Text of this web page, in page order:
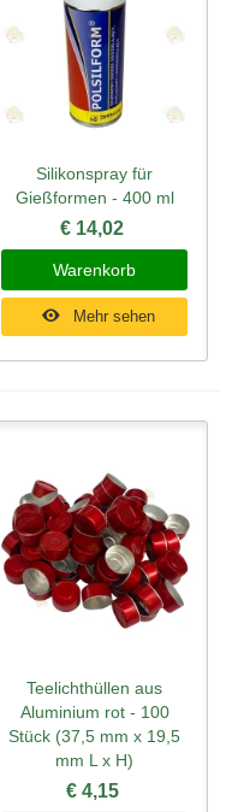
Silikonspray für
Gießformen - 400 ml
€ 14,02
Warenkorb
Mehr sehen
Teelichthüllen aus
Aluminium rot - 100
Stück (37,5 mm x 19,5
mm L x H)
€ 4,15